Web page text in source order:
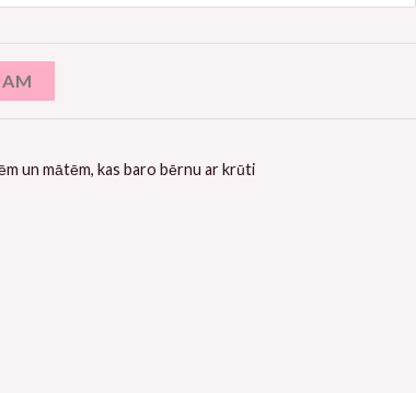
un mātēm, kas baro bērnu ar krūti